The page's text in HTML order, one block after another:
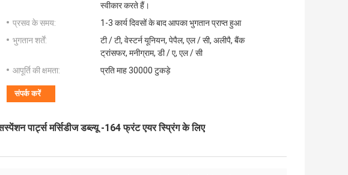
स्वीकार करते हैं।
प्रसव के समय:
1-3 कार्य दिवसों के बाद आपका भुगतान प्राप्त हुआ
भुगतान शर्तें:
टी / टी, वेस्टर्न यूनियन, पेपैल, एल / सी, अलीपै, बैंक
ट्रांसफर, मनीग्राम, डी / ए, एल / सी
आपूर्ति की क्षमता:
प्रति माह 30000 टुकड़े
संपर्क करें
पार्ट्स मर्सिडीज डब्ल्यू -164 फ्रंट एयर स्प्रिंग के लिए